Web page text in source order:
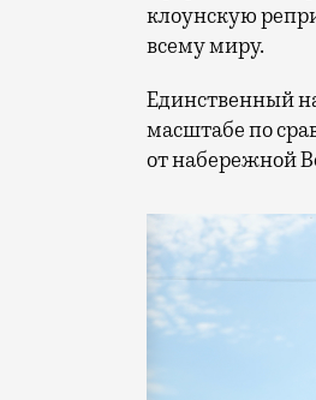
клоунскую
всему миру.
Единственный
масштабе по
от набережной